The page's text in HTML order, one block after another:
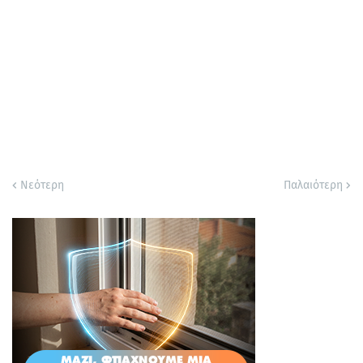
Νεότερη Παλαιότερη